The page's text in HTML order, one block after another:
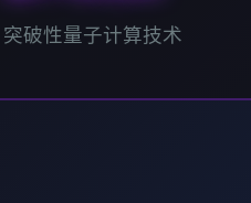
突破性量子计算技术